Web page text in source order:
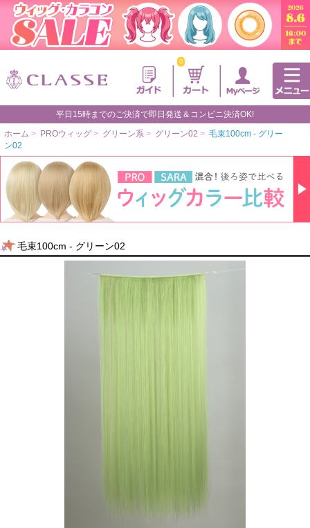
0
平日15時までのご決済で即日発送＆コンビニ決済OK!
ホーム > PROウィッグ > グリーン系 > グリーン02 > 毛束100cm - グリー
ン02
毛束100cm - グリーン02